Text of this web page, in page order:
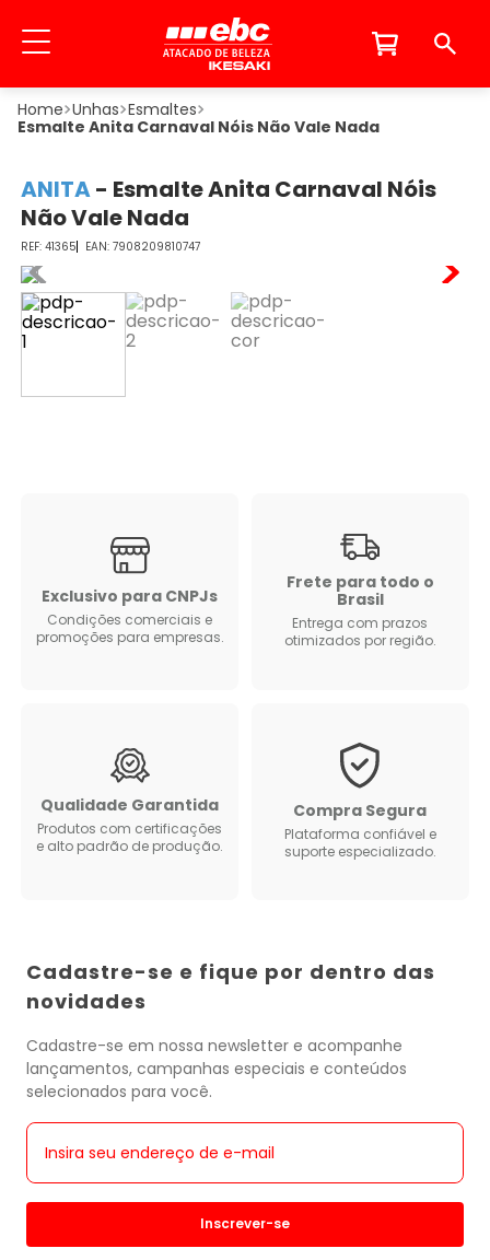
Unhas Esmaltes
Esmalte Anita Carnaval Nóis Não Vale Nada
ANITA- Esmalte Anita Carnaval Nóis
Não Vale Nada
41365 7908209810747
Exclusivo para CNPJs
Condições comerciais e
promoções para empresas.
Frete para todo o
Brasil
Entrega com prazos
otimizados por região.
Qualidade Garantida
Produtos com certificações
e alto padrão de produção.
Compra Segura
Plataforma confiável e
suporte especializado.
Cadastre-se e fique por dentro das
novidades
Cadastre-se em nossa newsletter e acompanhe
lançamentos, campanhas especiais e conteúdos
selecionados para você.
Inscrever-se